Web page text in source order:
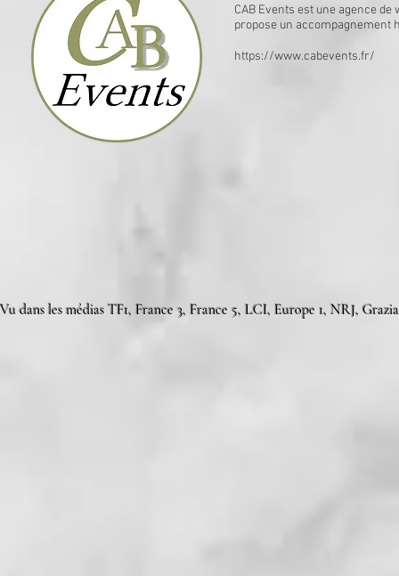
CAB Events est une agence
propose un accompagnement
https://www.cabevents.fr/
Vu dans les médias TF1, France 3, France 5, LCI, Europe 1, NRJ,